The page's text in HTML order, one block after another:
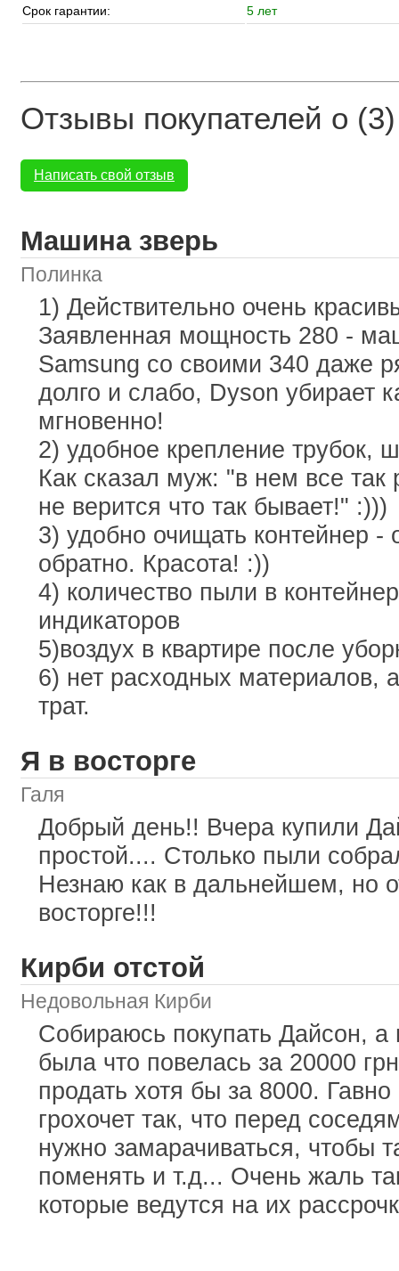
Срок гарантии:
5 лет
Отзывы покупателей о (3)
Написать свой отзыв
Машина зверь
Полинка
1) Действительно очень
Заявленная мощность 280 -
Samsung со своими 340 даже
долго и слабо, Dyson убирает
мгновенно!
2) удобное крепление трубок,
Как сказал муж: "в нем все
не верится что так бывает!" :)))
3) удобно очищать контейнер -
обратно. Красота! :))
4) количество пыли в
индикаторов
5)воздух в квартире после
6) нет расходных материалов,
трат.
Я в восторге
Галя
Добрый день!! Вчера купили
простой.... Столько пыли
Незнаю как в дальнейшем, но
восторге!!!
Кирби отстой
Недовольная Кирби
Собираюсь покупать Дайсон,
была что повелась за 20000
продать хотя бы за 8000.
грохочет так, что перед
нужно замарачиваться, чтобы
поменять и т.д... Очень жаль
которые ведутся на их